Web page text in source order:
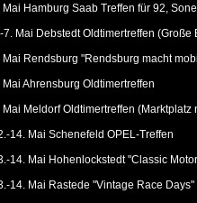
Mai Hamburg Saab Treffen für 92,
7. Mai Debstedt Oldtimertreffen (Große
Mai Rendsburg "Rendsburg macht
Mai Ahrensburg Oldtimertreffen
Mai Meldorf Oldtimertreffen (Marktplatz
14. Mai Schenefeld OPEL-Treffen
14. Mai Hohenlockstedt "Classic
14. Mai Rastede "Vintage Race